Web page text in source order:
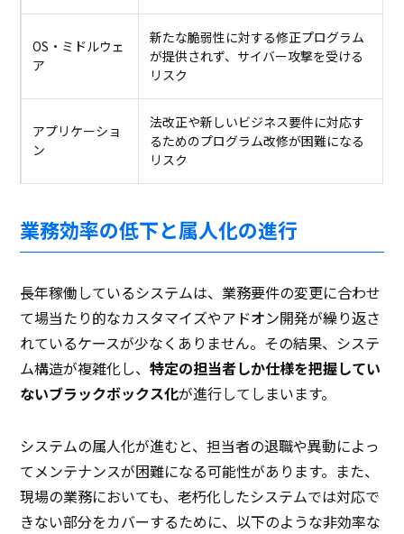
OS・ミドルウェ
ア
新たな脆弱性に対する修正プログラム
が提供されず、サイバー攻撃を受ける
リスク
アプリケーショ
ン
法改正や新しいビジネス要件に対応す
るためのプログラム改修が困難になる
リスク
業務効率の低下と属人化の進行
長年稼働しているシステムは、業務要件の変更に合わせ
て場当たり的なカスタマイズやアドオン開発が繰り返さ
れているケースが少なくありません。その結果、システ
ム構造が複雑化し、特定の担当者しか仕様を把握してい
ないブラックボックス化が進行してしまいます。
システムの属人化が進むと、担当者の退職や異動によっ
てメンテナンスが困難になる可能性があります。また、
現場の業務においても、老朽化したシステムでは対応で
きない部分をカバーするために、以下のような非効率な